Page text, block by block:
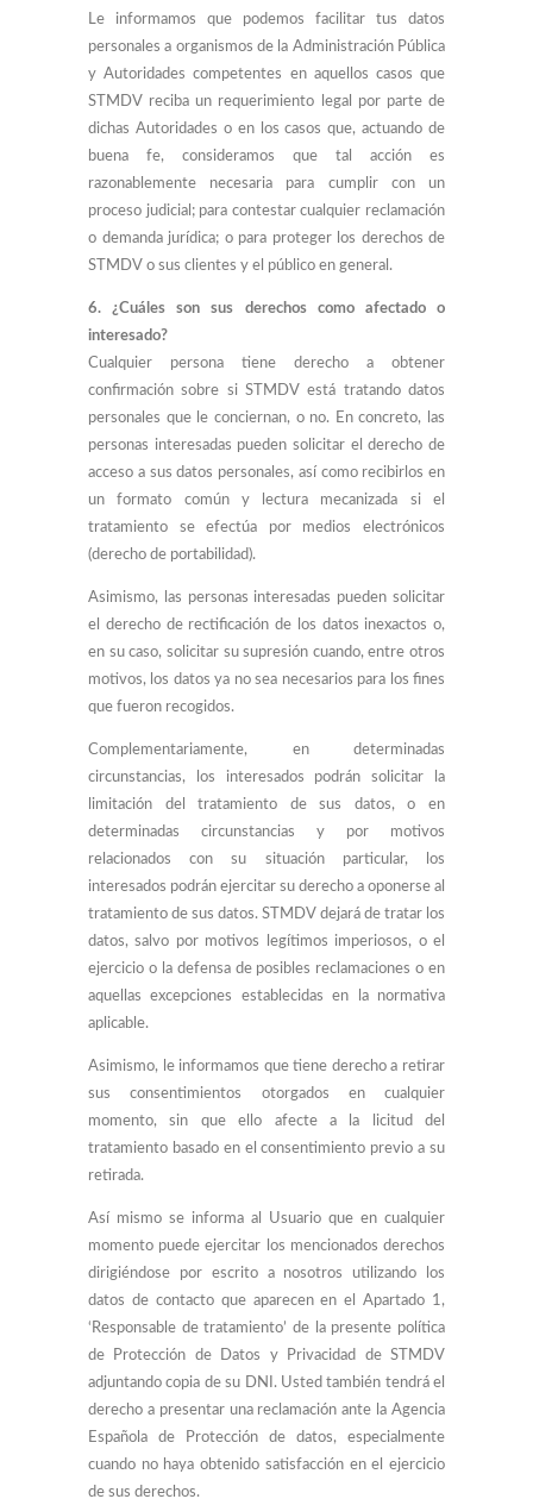
Le informamos que podemos facilitar tus datos
personales a organismos de la Administración Pública
y Autoridades competentes en aquellos casos que
STMDV reciba un requerimiento legal por parte de
dichas Autoridades o en los casos que, actuando de
buena fe, consideramos que tal acción es
razonablemente necesaria para cumplir con un
proceso judicial; para contestar cualquier reclamación
o demanda jurídica; o para proteger los derechos de
STMDV o sus clientes y el público en general.
6. ¿Cuáles son sus derechos como afectado o
interesado?
Cualquier persona tiene derecho a obtener
confirmación sobre si STMDV está tratando datos
personales que le conciernan, o no. En concreto, las
personas interesadas pueden solicitar el derecho de
acceso a sus datos personales, así como recibirlos en
un formato común y lectura mecanizada si el
tratamiento se efectúa por medios electrónicos
(derecho de portabilidad).
Asimismo, las personas interesadas pueden solicitar
el derecho de rectificación de los datos inexactos o,
en su caso, solicitar su supresión cuando, entre otros
motivos, los datos ya no sea necesarios para los fines
que fueron recogidos.
Complementariamente, en determinadas
circunstancias, los interesados podrán solicitar la
limitación del tratamiento de sus datos, o en
determinadas circunstancias y por motivos
relacionados con su situación particular, los
interesados podrán ejercitar su derecho a oponerse al
tratamiento de sus datos. STMDV dejará de tratar los
datos, salvo por motivos legítimos imperiosos, o el
ejercicio o la defensa de posibles reclamaciones o en
aquellas excepciones establecidas en la normativa
aplicable.
Asimismo, le informamos que tiene derecho a retirar
sus consentimientos otorgados en cualquier
momento, sin que ello afecte a la licitud del
tratamiento basado en el consentimiento previo a su
retirada.
Así mismo se informa al Usuario que en cualquier
momento puede ejercitar los mencionados derechos
dirigiéndose por escrito a nosotros utilizando los
datos de contacto que aparecen en el Apartado 1,
‘Responsable de tratamiento’ de la presente política
de Protección de Datos y Privacidad de STMDV
adjuntando copia de su DNI. Usted también tendrá el
derecho a presentar una reclamación ante la Agencia
Española de Protección de datos, especialmente
cuando no haya obtenido satisfacción en el ejercicio
de sus derechos.